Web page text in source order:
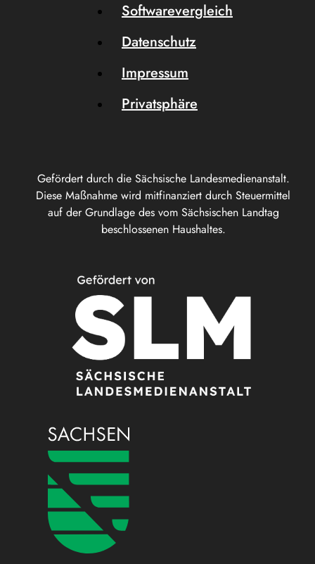
Gefördert durch die Sächsische Landesmedienanstalt.
Diese Maßnahme wird mitfinanziert durch Steuermittel
auf der Grundlage des vom Sächsischen Landtag
beschlossenen Haushaltes.
Softwarevergleich
Datenschutz
Impressum
Privatsphäre